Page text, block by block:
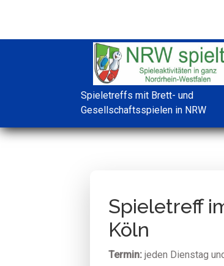
Spieletreffs mit Brett- und
Gesellschaftsspielen in NRW
Spieletreff
Köln
Termin: jeden Dienstag